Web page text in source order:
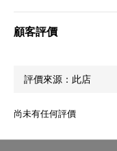
顧客評價
尚未有任何評價